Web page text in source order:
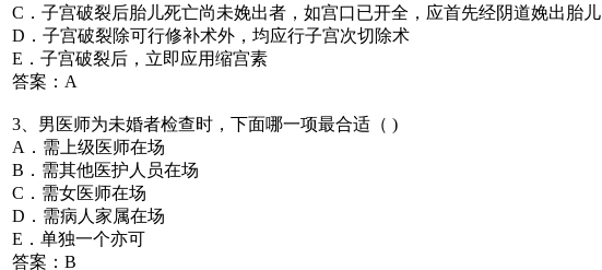
C．子宫破裂后胎儿死亡尚未娩出者，如宫口已开全，应首先经阴道娩出胎儿
D．子宫破裂除可行修补术外，均应行子宫次切除术
E．子宫破裂后，立即应用缩宫素
答案：A
3、男医师为未婚者检查时，下面哪一项最合适（ )
A．需上级医师在场
B．需其他医护人员在场
C．需女医师在场
D．需病人家属在场
E．单独一个亦可
答案：B